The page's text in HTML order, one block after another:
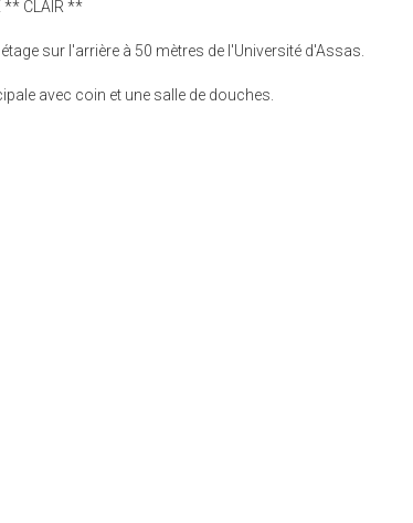
** CLAIR **
sur l'arrière à 50 mètres de l'Université d'Assas.
avec coin et une salle de douches.